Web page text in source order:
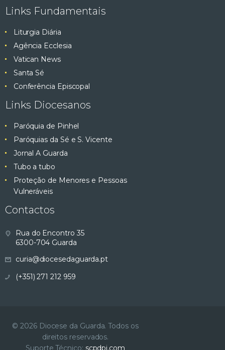
Links Fundamentais
Liturgia Diária
Agência Ecclesia
Vatican News
Santa Sé
Conferência Episcopal
Links Diocesanos
Paróquia de Pinhel
Paróquias da Sé e S. Vicente
Jornal A Guarda
Tubo a tubo
Proteção de Menores e Pessoas
Vulneráveis
Contactos
Rua do Encontro 35
6300-704 Guarda
curia@diocesedaguarda.pt
(+351) 271 212 959
© 2026 Diocese da Guarda. Todos os
direitos reservados.
Suporte Técnico: scpdpi.com